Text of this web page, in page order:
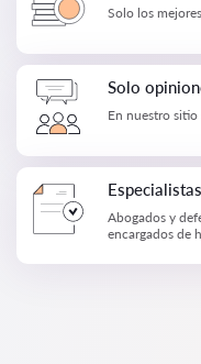
Solo los
Solo
En nuestro
Abogados y
encargados de